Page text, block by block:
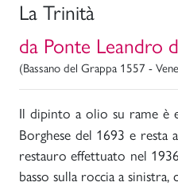
La Trinità
da Ponte Leandro
(Bassano del Grappa 1557 -
Il dipinto a olio su rame è
Borghese del 1693 e resta
restauro effettuato nel
basso sulla roccia a